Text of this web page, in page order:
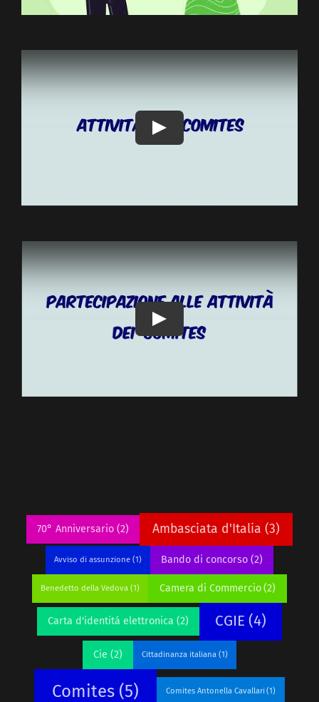
Play
Play
70° Anniversario (2) Ambasciata d'Italia (3)
Avviso di assunzione (1) Bando di concorso (2)
Benedetto della Vedova (1) Camera di Commercio (2)
Carta d'identitá elettronica (2) CGIE (4)
Cie (2) Cittadinanza italiana (1)
Comites (5) Comites Antonella Cavallari (1)